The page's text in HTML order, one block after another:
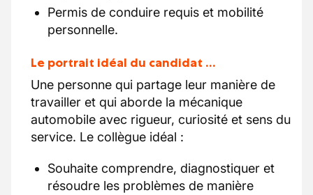
Permis de conduire requis et mobilité
personnelle.
Le portrait idéal du candidat …
Une personne qui partage leur manière de
travailler et qui aborde la mécanique
automobile avec rigueur, curiosité et sens du
service. Le collègue idéal :
Souhaite comprendre, diagnostiquer et
résoudre les problèmes de manière